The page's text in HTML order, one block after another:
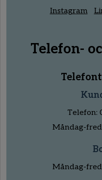
Instagram
Telefon-
Telefon:
Måndag-
Måndag-